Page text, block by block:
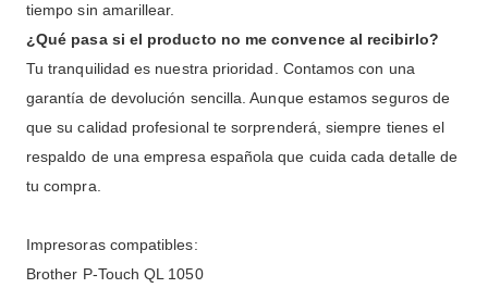
tiempo sin amarillear.
¿Qué pasa si el producto no me convence al recibirlo?
Tu tranquilidad es nuestra prioridad. Contamos con una
garantía de devolución sencilla. Aunque estamos seguros de
que su calidad profesional te sorprenderá, siempre tienes el
respaldo de una empresa española que cuida cada detalle de
tu compra.
Impresoras compatibles:
Brother P-Touch QL 1050